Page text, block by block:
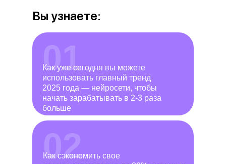
Вы узнаете:
01
02
Как сэкономить свое
Как уже сегодня вы можете
использовать главный тренд
2025 года — нейросети, чтобы
начать зарабатывать в 2-3 раза
больше